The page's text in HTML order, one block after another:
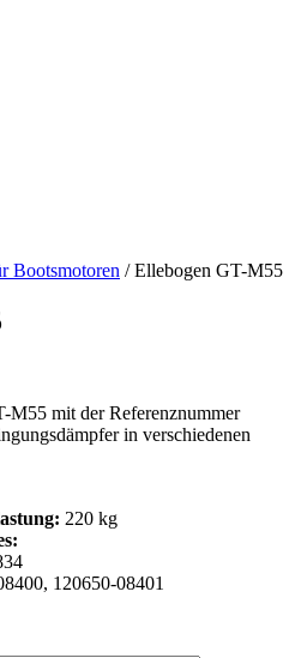
Bootsmotoren / Ellebogen GT-M55
M55 mit der Referenznummer
in verschiedenen
220 kg
120650-08401